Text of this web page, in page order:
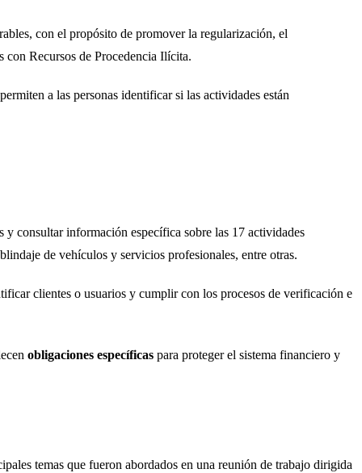
con el propósito de promover la regularización, el
Recursos de Procedencia Ilícita.
a las personas identificar si las actividades están
y consultar información específica sobre las 17 actividades
de vehículos y servicios profesionales, entre otras.
clientes o usuarios y cumplir con los procesos de verificación e
obligaciones específicas para proteger el sistema financiero y
temas que fueron abordados en una reunión de trabajo dirigida